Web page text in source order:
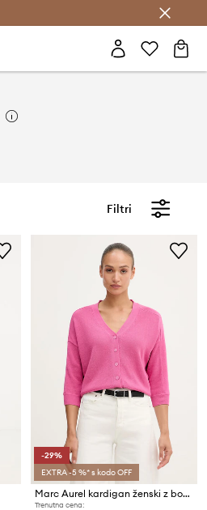
Filtri
-29%
EXTRA -5 %* s kodo OFF
Marc Aurel kardigan ženski z bombažem
Trenutna cena: